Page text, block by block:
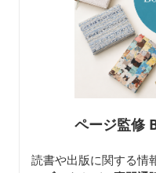
ページ監修
読書や出版に関する情